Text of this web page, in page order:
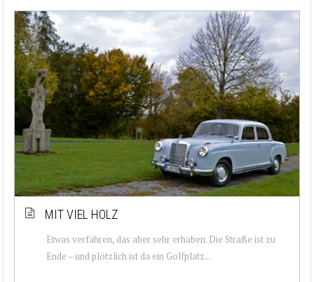
MIT VIEL HOLZ
Etwas verfahren, das aber sehr erhaben. Die Straße ist zu
Ende – und plötzlich ist da ein Golfplatz...